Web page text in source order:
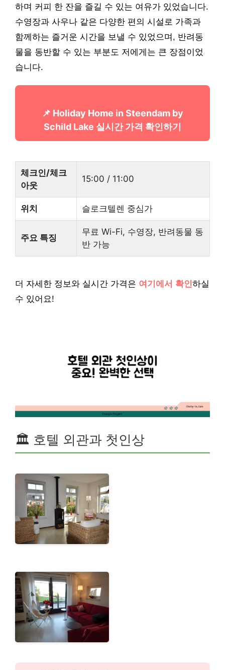
하며 커피 한 잔을 즐길 수 있는 여유가 있었습니다.
수영장과 사우나 같은 다양한 편의 시설로 가족과
함께하는 즐거운 시간을 보낼 수 있었으며, 반려동
물을 동반할 수 있는 부분도 저에게는 큰 장점이었
습니다.
📌 Holiday Home in Steendam by
Schild Lake 실시간 가격 확인하기
체크인/체크
아웃
15:00 / 11:00
위치 슬로크텔렌 중심가
주요 특징
무료 Wi-Fi, 수영장, 반려동물 동
반 가능
더 자세한 정보와 실시간 가격은 여기에서 확인하실
수 있어요!
🏛️ 호텔 외관과 첫인상